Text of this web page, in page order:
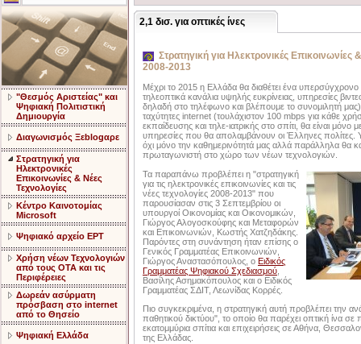
"Θεσμός Αριστείας" και
Ψηφιακή Πολιτιστική
Δημιουργία
Διαγωνισμός Ξεblogαρε
Στρατηγική για
Ηλεκτρονικές
Επικοινωνίες & Νέες
Τεχνολογίες
Κέντρο Καινοτομίας
Microsoft
Ψηφιακό αρχείο ΕΡΤ
Χρήση νέων Τεχνολογιών
από τους ΟΤΑ και τις
Περιφέρειες
Δωρεάν ασύρματη
πρόσβαση στο internet
από το Θησείο
Ψηφιακή Ελλάδα
2,1 δισ. για οπτικές ίνες
Στρατηγική για Ηλεκτρονικές Επικοινωνίες
2008-2013
Μέχρι το 2015 η Ελλάδα θα διαθέτει ένα
τηλεοπτικά κανάλια υψηλής ευκρίνειας, υπηρεσίες
δηλαδή στο τηλέφωνο και βλέπουμε το συνομιλητή
ταχύτητες internet (τουλάχιστον 100 mbps για κάθε
εκπαίδευσης και τηλε-ιατρικής στο σπίτι, θα είναι μόνο
υπηρεσίες που θα απολαμβάνουν οι Έλληνες πολίτες.
όχι μόνο την καθημερινότητά μας αλλά παράλληλα θα
πρωταγωνιστή στο χώρο των νέων τεχνολογιών.
Τα παραπάνω προβλέπει η "στρατηγική
για τις ηλεκτρονικές επικοινωνίες και τις
νέες τεχνολογίες 2008-2013" που
παρουσίασαν στις 3 Σεπτεμβρίου οι
υπουργοί Οικονομίας και Οικονομικών,
Γιώργος Αλογοσκούφης και Μεταφορών
και Επικοινωνιών, Κωστής Χατζηδάκης.
Παρόντες στη συνάντηση ήταν επίσης ο
Γενικός Γραμματέας Επικοινωνιών,
Γιώργος Αναστασόπουλος, ο Ειδικός
Γραμματέας Ψηφιακού Σχεδιασμού
Βασίλης Ασημακόπουλος και ο Ειδικός
Γραμματέας ΣΔΙΤ, Λεωνίδας Κορρές.
Πιο συγκεκριμένα, η στρατηγική αυτή προβλέπει την
παθητικού δικτύου", το οποίο θα παρέχει οπτική ίνα
εκατομμύρια σπίτια και επιχειρήσεις σε Αθήνα,
της Ελλάδας.